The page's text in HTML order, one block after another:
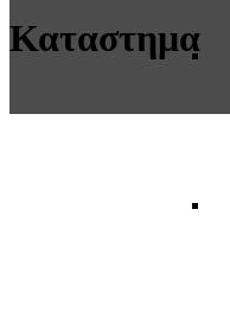
Καταστημα